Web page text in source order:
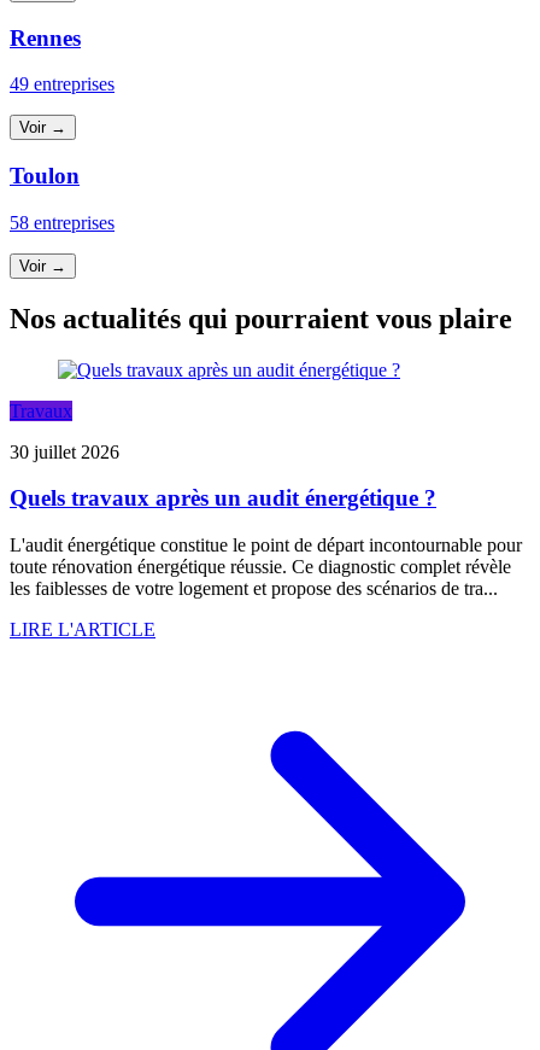
Rennes
49 entreprises
Voir →
Toulon
58 entreprises
Voir →
Nos actualités qui pourraient vous plaire
Travaux
30 juillet 2026
Quels travaux après un audit énergétique ?
L'audit énergétique constitue le point de départ incontournable pour
toute rénovation énergétique réussie. Ce diagnostic complet révèle
les faiblesses de votre logement et propose des scénarios de tra...
LIRE L'ARTICLE